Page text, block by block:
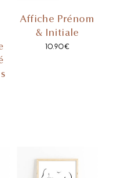
Affiche Prénom
& Initiale
10.90€